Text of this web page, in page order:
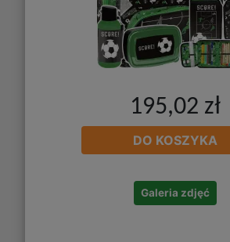
195,02 zł
DO KOSZYKA
Galeria zdjęć